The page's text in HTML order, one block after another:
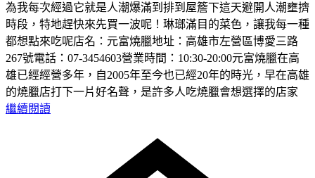
為我每次經過它就是人潮爆滿到排到屋簷下這天避開人潮壅擠
時段，特地趕快來先買一波呢！琳瑯滿目的菜色，讓我每一種
都想點來吃呢店名：元富燒臘地址：高雄市左營區博愛三路
267號電話：07-3454603營業時間：10:30-20:00元富燒臘在高
雄已經經營多年，自2005年至今也已經20年的時光，早在高雄
的燒臘店打下一片好名聲，是許多人吃燒臘會想選擇的店家
繼續閱讀